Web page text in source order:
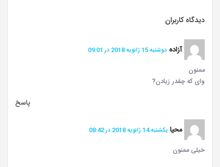
دیدگاه کاربران
آزاده دوشنبه 15 ژانویه 2018 در 09:01
ممنون
وای که چقدر زیادن?
پاسخ
محیا یکشنبه 14 ژانویه 2018 در 08:42
خیلی ممنون